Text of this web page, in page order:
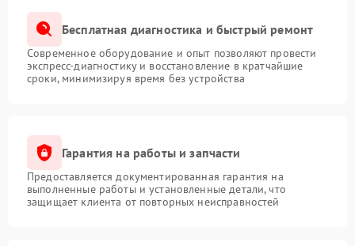
Бесплатная диагностика и быстрый ремонт
Современное оборудование и опыт позволяют провести
экспресс-диагностику и восстановление в кратчайшие
сроки, минимизируя время без устройства
Гарантия на работы и запчасти
Предоставляется документированная гарантия на
выполненные работы и установленные детали, что
защищает клиента от повторных неисправностей